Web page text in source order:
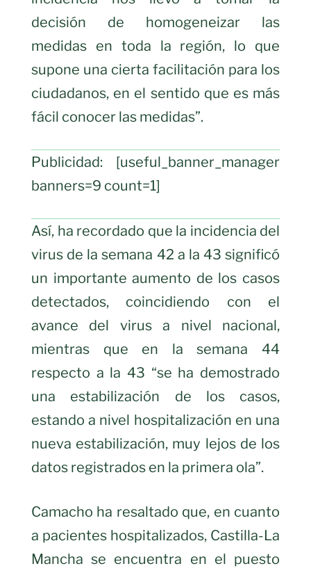
decisión de homogeneizar las
medidas en toda la región, lo que
supone una cierta facilitación para los
ciudadanos, en el sentido que es más
fácil conocer las medidas”.
Publicidad: [useful_banner_manager
banners=9 count=1]
Así, ha recordado que la incidencia del
virus de la semana 42 a la 43 significó
un importante aumento de los casos
detectados, coincidiendo con el
avance del virus a nivel nacional,
mientras que en la semana 44
respecto a la 43 “se ha demostrado
una estabilización de los casos,
estando a nivel hospitalización en una
nueva estabilización, muy lejos de los
datos registrados en la primera ola”.
Camacho ha resaltado que, en cuanto
a pacientes hospitalizados, Castilla-La
Mancha se encuentra en el puesto